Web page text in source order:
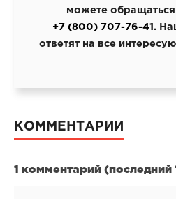
можете
+7 (800) 707-76-41.
ответят на все
КОММЕНТАРИИ
1 комментарий